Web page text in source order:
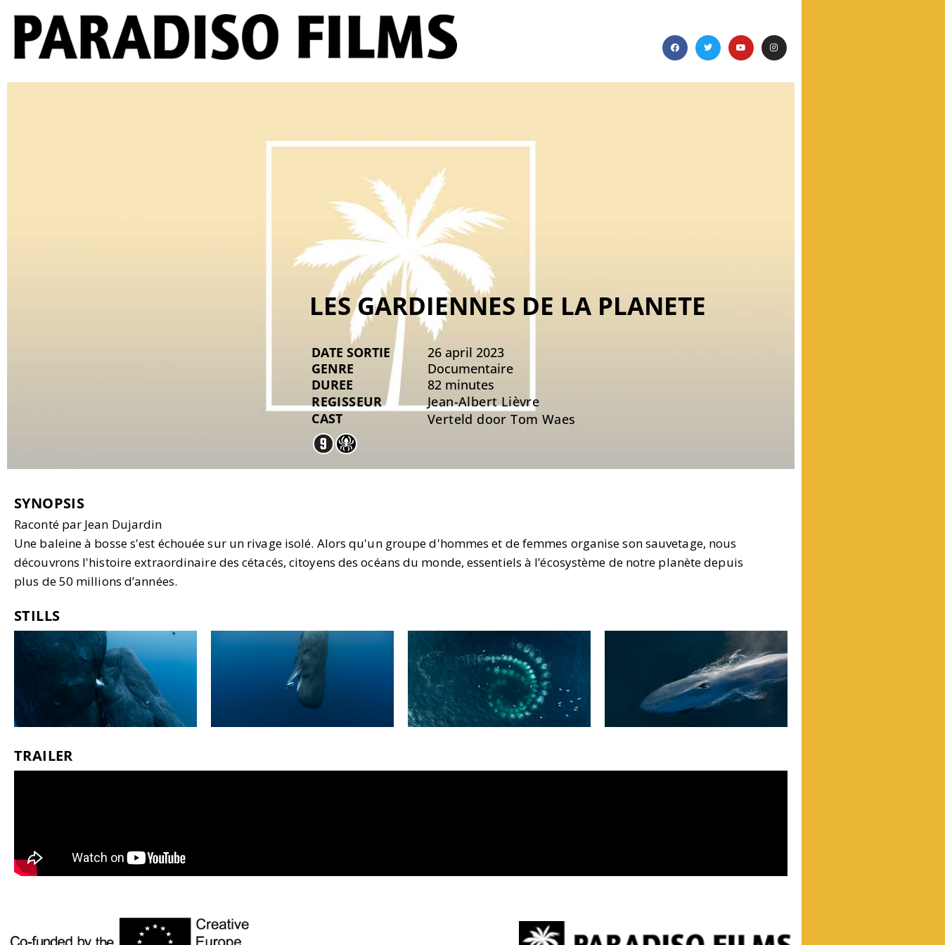
LES GARDIENNES DE LA PLANETE
DATE SORTIE
GENRE
DUREE
REGISSEUR
CAST
26 april 2023
Documentaire
82 minutes
Jean-Albert Lièvre
Verteld door Tom Waes
SYNOPSIS
Raconté par Jean Dujardin
Une baleine à bosse s'est échouée sur un rivage isolé. Alors qu'un groupe d'hommes et de femmes organise son sauvetage, nous
découvrons l'histoire extraordinaire des cétacés, citoyens des océans du monde, essentiels à l’écosystème de notre planète depuis
plus de 50 millions d’années.
STILLS
TRAILER